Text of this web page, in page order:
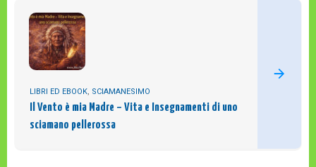
LIBRI ED EBOOK, SCIAMANESIMO
Il Vento è mia Madre – Vita e Insegnamenti di uno
sciamano pellerossa